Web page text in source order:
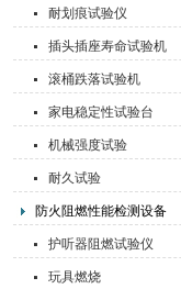
耐划痕试验仪
插头插座寿命试验机
滚桶跌落试验机
家电稳定性试验台
机械强度试验
耐久试验
防火阻燃性能检测设备
护听器阻燃试验仪
玩具燃烧